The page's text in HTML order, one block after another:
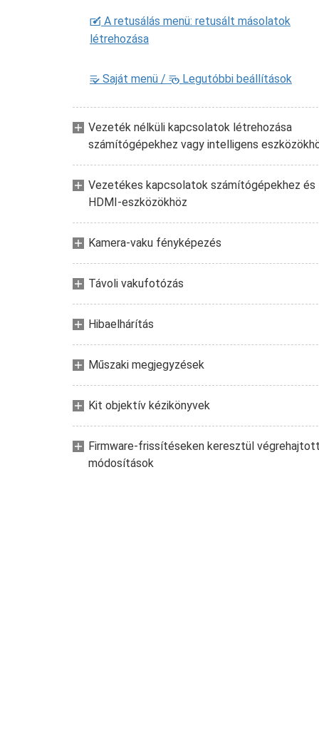
N A retusálás menü: retusált másolatok
létrehozása
O Saját menü / m Legutóbbi beállítások
Vezeték nélküli kapcsolatok létrehozása
számítógépekhez vagy intelligens
Vezetékes kapcsolatok számítógépekhez és
HDMI-eszközökhöz
Kamera-vaku fényképezés
Távoli vakufotózás
Hibaelhárítás
Műszaki megjegyzések
Kit objektív kézikönyvek
Firmware-frissítéseken keresztül
módosítások